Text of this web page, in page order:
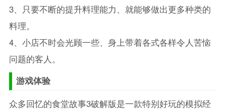
3、只要不断的提升料理能力、就能够做出更多种类的
料理。
4、小店不时会光顾一些、身上带着各式各样令人苦恼
问题的客人。
游戏体验
众多回忆的食堂故事3破解版是一款特别好玩的模拟经